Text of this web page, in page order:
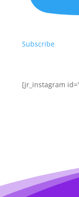
Subscribe
[jr_instagram